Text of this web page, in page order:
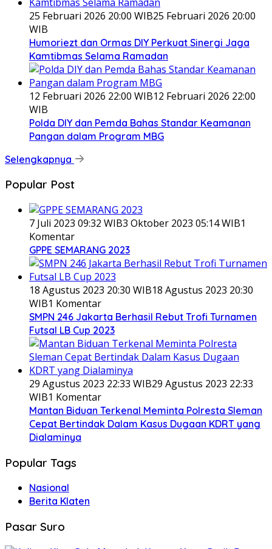
25 Februari 2026 20:00 WIB25 Februari 2026 20:00
WIB
Humoriezt dan Ormas DIY Perkuat Sinergi Jaga
Kamtibmas Selama Ramadan
12 Februari 2026 22:00 WIB12 Februari 2026 22:00
WIB
Polda DIY dan Pemda Bahas Standar Keamanan
Pangan dalam Program MBG
Selengkapnya
Popular Post
7 Juli 2023 09:32 WIB3 Oktober 2023 05:14 WIB1
Komentar
GPPE SEMARANG 2023
18 Agustus 2023 20:30 WIB18 Agustus 2023 20:30
WIB1 Komentar
SMPN 246 Jakarta Berhasil Rebut Trofi Turnamen
Futsal LB Cup 2023
29 Agustus 2023 22:33 WIB29 Agustus 2023 22:33
WIB1 Komentar
Mantan Biduan Terkenal Meminta Polresta Sleman
Cepat Bertindak Dalam Kasus Dugaan KDRT yang
Dialaminya
Popular Tags
Nasional
Berita Klaten
Pasar Suro